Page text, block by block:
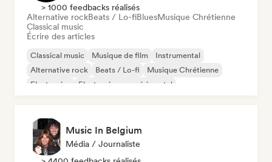
> 1000 feedbacks réalisés
Alternative rockBeats / Lo-fiBluesMusique Chrétienne
Classical music
Écrire des articles
Classical music Musique de film
Instrumental
Alternative rock
Beats / Lo-fi
Musique Chrétienne
Electronica
Electronique expérimental
Music In Belgium
Média / Journaliste